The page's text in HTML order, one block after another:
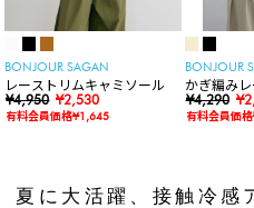
BONJOUR SAGAN
レーストリムキャミソール
¥4,950 ¥2,530
有料会員価格¥1,645
BONJOUR
かぎ編みレ
ェ
¥4,290
有料会員価
夏に大活躍、接触冷感